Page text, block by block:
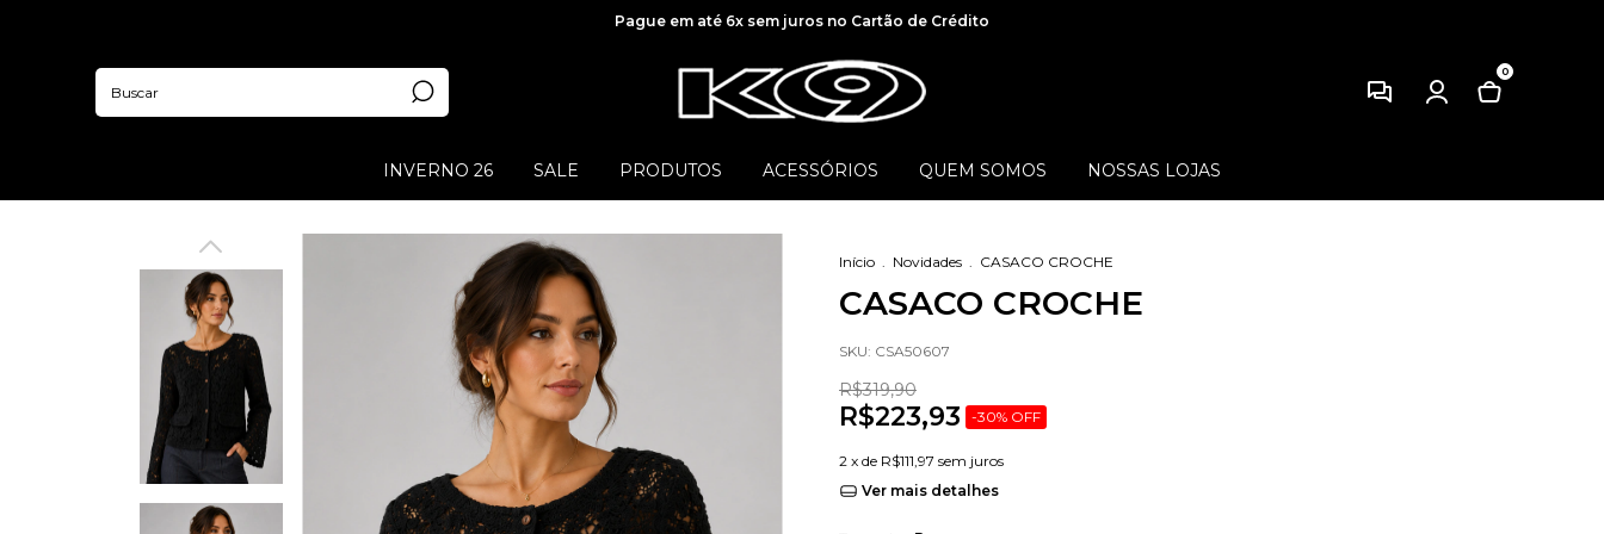
Pague em até 6x sem juros no Cartão de Crédito
0
INVERNO 26 SALE PRODUTOS ACESSÓRIOS QUEM SOMOS NOSSAS LOJAS
Início . Novidades . CASACO CROCHE
CASACO CROCHE
SKU: CSA50607
R$319,90
R$223,93 -30% OFF
2 x de R$111,97 sem juros
Ver mais detalhes